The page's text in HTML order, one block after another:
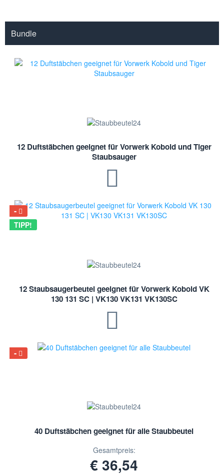
Bundle
12 Duftstäbchen geeignet für Vorwerk Kobold und Tiger
Staubsauger
TIPP!
12 Staubsaugerbeutel geeignet für Vorwerk Kobold VK
130 131 SC | VK130 VK131 VK130SC
40 Duftstäbchen geeignet für alle Staubbeutel
Gesamtpreis:
€ 36,54